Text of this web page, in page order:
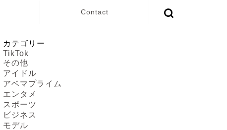
Contact
カテゴリー
TikTok
その他
アイドル
アベマプライム
エンタメ
スポーツ
ビジネス
モデル